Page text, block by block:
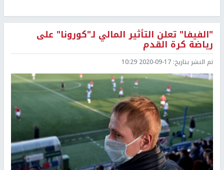
"الفيفا" تعلن التأثير المالي لـ"كورونا" على
رياضة كرة القدم
تم النشر بتاريخ: 2020-09-17 10:29